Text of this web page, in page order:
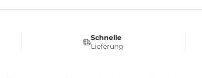
Schnelle
Lieferung